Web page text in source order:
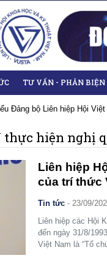
TƯ VẤN - PHẢN BIỆN
Đảng bộ Liên hiệp Hội
hiện nghị
Liên hiệp
của trí thức
Tin tức -23/09/
Liên hiệp các Hội
đến ngày 31/8/
Việt Nam là “Tổ